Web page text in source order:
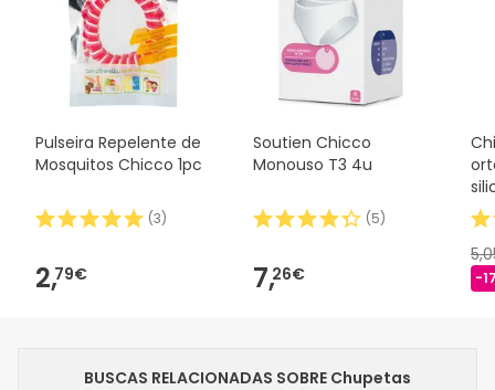
Pulseira Repelente de
Mosquitos Chicco 1pc
(3)
2,79€
Soutien Chicco
Monouso T3 4u
(5)
7,26€ -
BUSCAS RELACIONADAS SOBRE Chupetas